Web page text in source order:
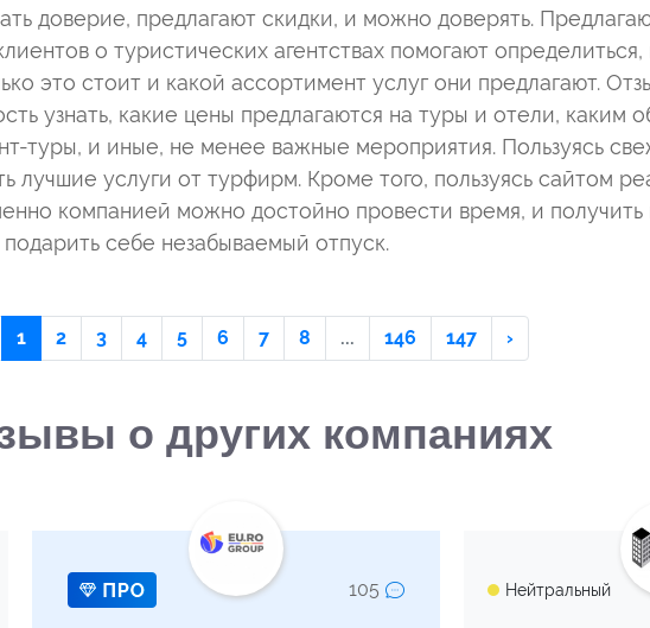
доверие, предлагают скидки, и можно доверять.
о туристических агентствах помогают
это стоит и какой ассортимент услуг они предлагают.
узнать, какие цены предлагаются на туры и отели, каким
туры, и иные, не менее важные мероприятия. Пользуясь
лучшие услуги от турфирм. Кроме того, пользуясь сайтом
компанией можно достойно провести время, и
себе незабываемый отпуск.
1 2 3 4 5 6 7 8 ... 146 147 ›
о других компаниях
105 Нейтральный